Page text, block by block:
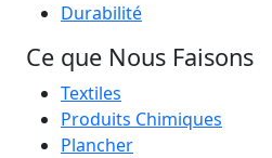
Durabilité
Ce que Nous Faisons
Textiles
Produits Chimiques
Plancher